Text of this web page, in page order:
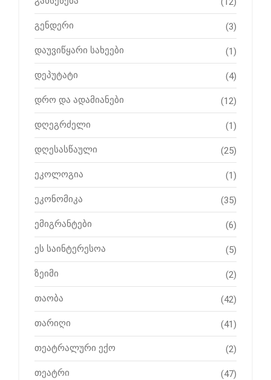
გენდერი (3)
დაუვიწყარი სახეები (1)
დეპუტატი (4)
დრო და ადამიანები (12)
დღეგრძელი (1)
დღესასწაული (25)
ეკოლოგია (1)
ეკონომიკა (35)
ემიგრანტები (6)
ეს საინტერესოა (5)
ზეიმი (2)
თაობა (42)
თარიღი (41)
თეატრალური ექო (2)
თეატრი (47)